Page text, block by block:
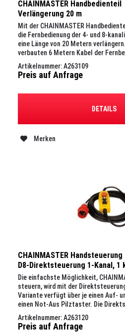
CHAINMASTER Handbedienteil
Verlängerung 20 m
Mit der CHAINMASTER
die Fernbedienung der 4- und 8-
eine Länge von 20 Metern
verbauten 6 Metern Kabel der
Artikelnummer: A263109
Preis auf Anfrage
DETAILS
Merken
CHAINMASTER Handsteuerung
D8-Direktsteuerung 1-Kanal, 1
CEE 16/4 Out
Die einfachste Möglichkeit,
steuern, wird mit der
Variante verfügt über je einen Auf-
einen Not-Aus Pilztaster. Die
Artikelnummer: A263120
Preis auf Anfrage